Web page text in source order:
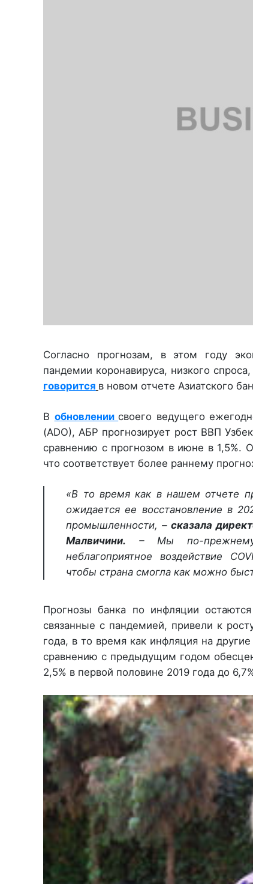
Согласно прогнозам, в этом году
пандемии коронавируса, низкого
говорится в новом отчете Азиатского
В обновлениисвоего ведущего
(ADO), АБР прогнозирует рост ВВП
сравнению с прогнозом в июне в 1,5%.
что соответствует более раннему
«В то время как в нашем отчете
ожидается ее восстановление в
промышленности, – сказала
Малвичини. – Мы по-прежнему
неблагоприятное воздействие
чтобы страна смогла как можно
Прогнозы банка по инфляции
связанные с пандемией, привели к
года, в то время как инфляция на
сравнению с предыдущим годом
2,5% в первой половине 2019 года до